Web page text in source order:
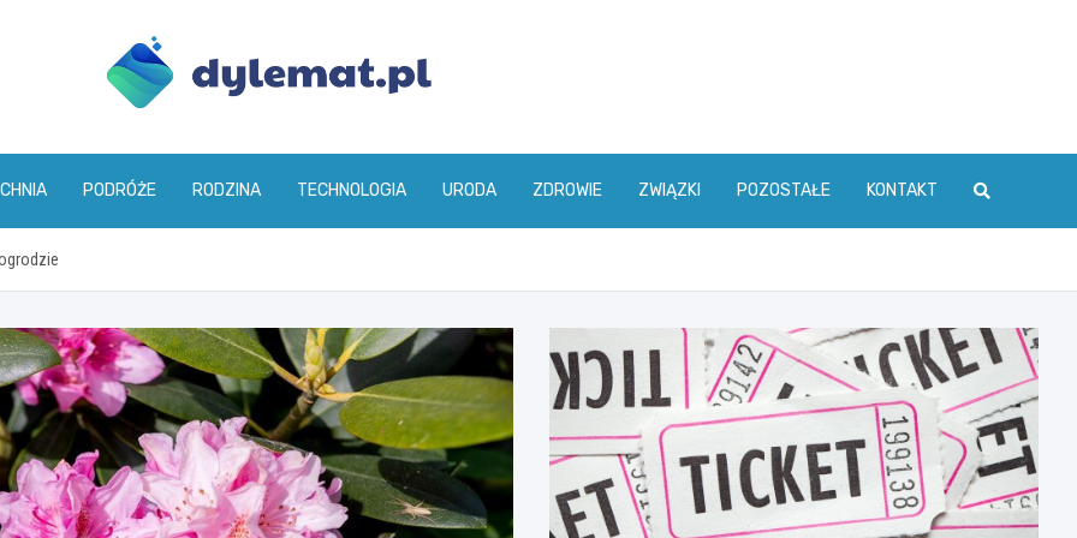
dylemat.pl
PODRÓŻE RODZINA TECHNOLOGIA URODA ZDROWIE ZWIĄZKI POZOSTAŁE KONTAKT